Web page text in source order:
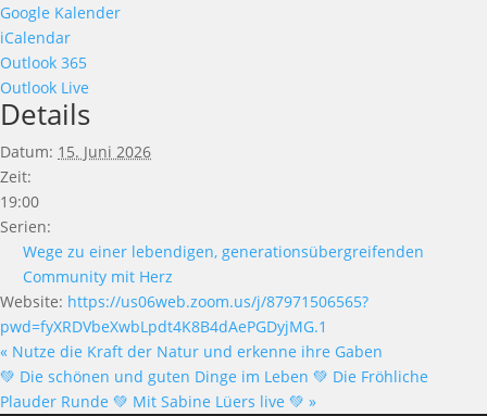
Google Kalender
iCalendar
Outlook 365
Outlook Live
Details
Datum: 15. Juni 2026
Zeit:
19:00
Serien:
Wege zu einer lebendigen, generationsübergreifenden
Community mit Herz
Website: https://us06web.zoom.us/j/87971506565?
pwd=fyXRDVbeXwbLpdt4K8B4dAePGDyjMG.1
« Nutze die Kraft der Natur und erkenne ihre Gaben
💚 Die schönen und guten Dinge im Leben 💚 Die Fröhliche
Plauder Runde 💚 Mit Sabine Lüers live 💚 »